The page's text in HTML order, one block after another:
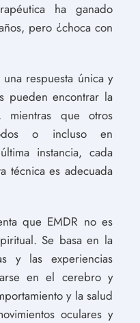
ha ganado
pero ¿choca con
respuesta única y
pueden encontrar la
mientras que otros
o incluso en
instancia, cada
técnica es adecuada
que EMDR no es
Se basa en la
y las experiencias
en el cerebro y
y la salud
oculares y